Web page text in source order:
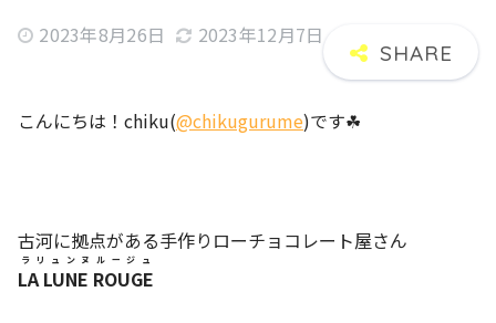
2023年8月26日 2023年12月7日
こんにちは！chiku(@chikugurume)です☘
古河に拠点がある手作りローチョコレート屋さん
LA LUNE ROUGE
ラリュンヌルージュ